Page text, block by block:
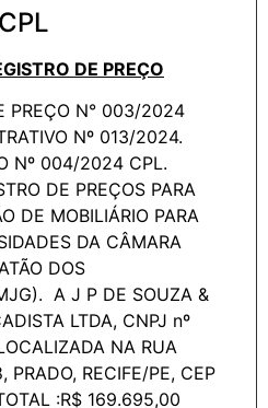
CPL
DE PREÇO
PREÇO N° 003/2024
Nº 013/2024.
Nº 004/2024 CPL.
DE PREÇOS PARA
DE MOBILIÁRIO PARA
DA CÂMARA
DOS
A J P DE SOUZA &
LTDA, CNPJ nº
NA RUA
PRADO, RECIFE/PE, CEP
:R$ 169.695,00